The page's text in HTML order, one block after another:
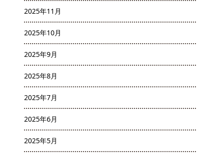
2025年11月
2025年10月
2025年9月
2025年8月
2025年7月
2025年6月
2025年5月